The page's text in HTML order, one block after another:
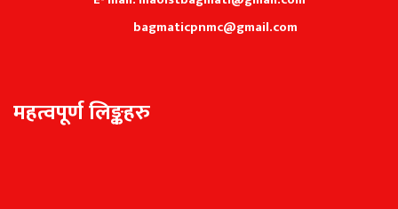
bagmaticpnmc@gmail.com
महत्वपूर्ण लिङ्कहरु